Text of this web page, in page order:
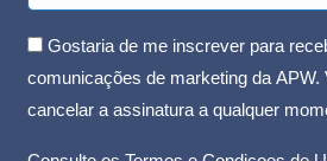
Consent
Gostaria de me inscrever para
comunicações de marketing da APW.
cancelar a assinatura a qualquer